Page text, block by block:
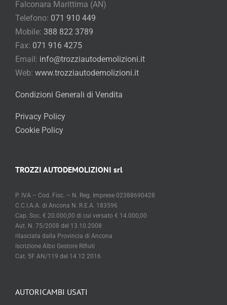
AUTORICAMBI USATI
Falconara Marittima (AN)
Telefono: 071 910 449
Mobile: 388 822 3789
Fax: 071 916 4275
Email: info@trozziautodemolizioni.it
Web: www.trozziautodemolizioni.it
Condizioni Generali di Vendita
Privacy Policy
Cookie Policy
TROZZI AUTODEMOLIZIONI srl
P. IVA – Cod. Fisc. – N. Reg. Imprese 02388690428
C.C.I.A.A. di Ancona N. R.E.A. 183596
Cap. Soc. € 20.000,00 di cui versato € 14.000,00
Aut. N. 75/2008 del 13.10.2008
rilasciata dalla Provincia di Ancona
Iscrizione Albo Gestore Rifiuti
Cat. 5F AN/119 del 14 12 2016